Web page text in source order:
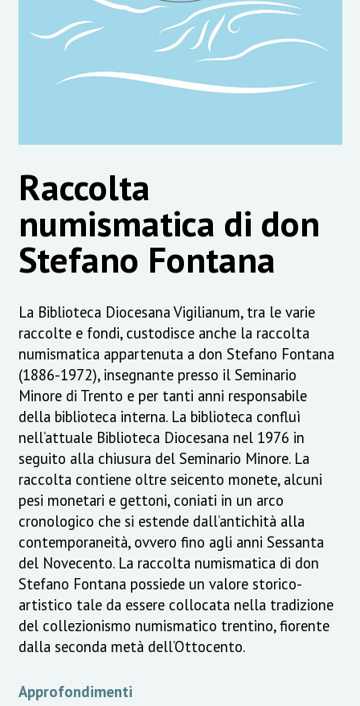
Raccolta
numismatica di don
Stefano Fontana
La Biblioteca Diocesana Vigilianum, tra le varie
raccolte e fondi, custodisce anche la raccolta
numismatica appartenuta a don Stefano Fontana
(1886-1972), insegnante presso il Seminario
Minore di Trento e per tanti anni responsabile
della biblioteca interna. La biblioteca confluì
nell’attuale Biblioteca Diocesana nel 1976 in
seguito alla chiusura del Seminario Minore. La
raccolta contiene oltre seicento monete, alcuni
pesi monetari e gettoni, coniati in un arco
cronologico che si estende dall’antichità alla
contemporaneità, ovvero fino agli anni Sessanta
del Novecento. La raccolta numismatica di don
Stefano Fontana possiede un valore storico-
artistico tale da essere collocata nella tradizione
del collezionismo numismatico trentino, fiorente
dalla seconda metà dell’Ottocento.
Approfondimenti